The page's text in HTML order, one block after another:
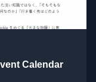
Calendar